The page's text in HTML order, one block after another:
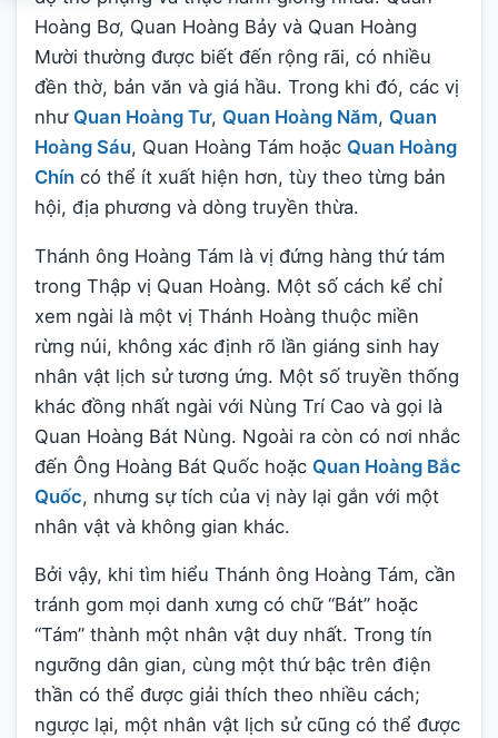
Hoàng Bơ, Quan Hoàng Bảy và Quan Hoàng
Mười thường được biết đến rộng rãi, có nhiều
đền thờ, bản văn và giá hầu. Trong khi đó, các vị
như Quan Hoàng Tư, Quan Hoàng Năm, Quan
Hoàng Sáu, Quan Hoàng Tám hoặc Quan Hoàng
Chín có thể ít xuất hiện hơn, tùy theo từng bản
hội, địa phương và dòng truyền thừa.
Thánh ông Hoàng Tám là vị đứng hàng thứ tám
trong Thập vị Quan Hoàng. Một số cách kể chỉ
xem ngài là một vị Thánh Hoàng thuộc miền
rừng núi, không xác định rõ lần giáng sinh hay
nhân vật lịch sử tương ứng. Một số truyền thống
khác đồng nhất ngài với Nùng Trí Cao và gọi là
Quan Hoàng Bát Nùng. Ngoài ra còn có nơi nhắc
đến Ông Hoàng Bát Quốc hoặc Quan Hoàng Bắc
Quốc, nhưng sự tích của vị này lại gắn với một
nhân vật và không gian khác.
Bởi vậy, khi tìm hiểu Thánh ông Hoàng Tám, cần
tránh gom mọi danh xưng có chữ “Bát” hoặc
“Tám” thành một nhân vật duy nhất. Trong tín
ngưỡng dân gian, cùng một thứ bậc trên điện
thần có thể được giải thích theo nhiều cách;
ngược lại, một nhân vật lịch sử cũng có thể được